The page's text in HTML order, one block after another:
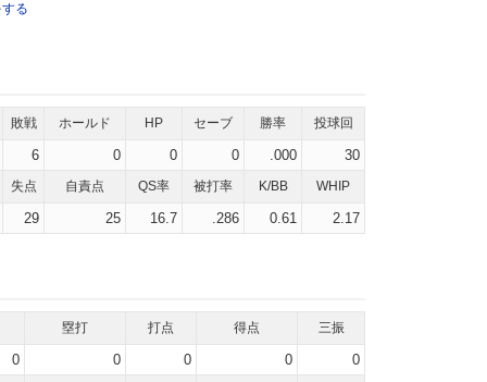
る
敗戦 ホールド HP セーブ 勝率 投球回
6 0 0 0 .000 30
失点 自責点 QS率 被打率 K/BB WHIP
29 25 16.7 .286 0.61 2.17
塁打 打点 得点 三振
0 0 0 0 0